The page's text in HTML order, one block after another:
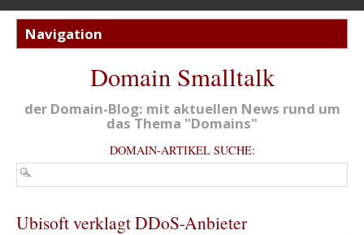
Domain Smalltalk
der Domain-Blog: mit aktuellen News rund um
das Thema "Domains"
DOMAIN-ARTIKEL SUCHE:
Ubisoft verklagt DDoS-Anbieter